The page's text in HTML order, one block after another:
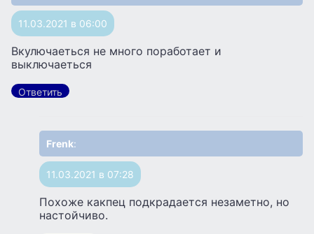
11.03.2021 в 06:00
Вкулючаеться не много поработает и
выключаеться
Ответить
Frenk:
11.03.2021 в 07:28
Похоже какпец подкрадается незаметно, но
настойчиво.